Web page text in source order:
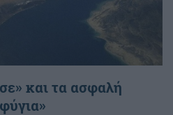
και τα ασφαλή